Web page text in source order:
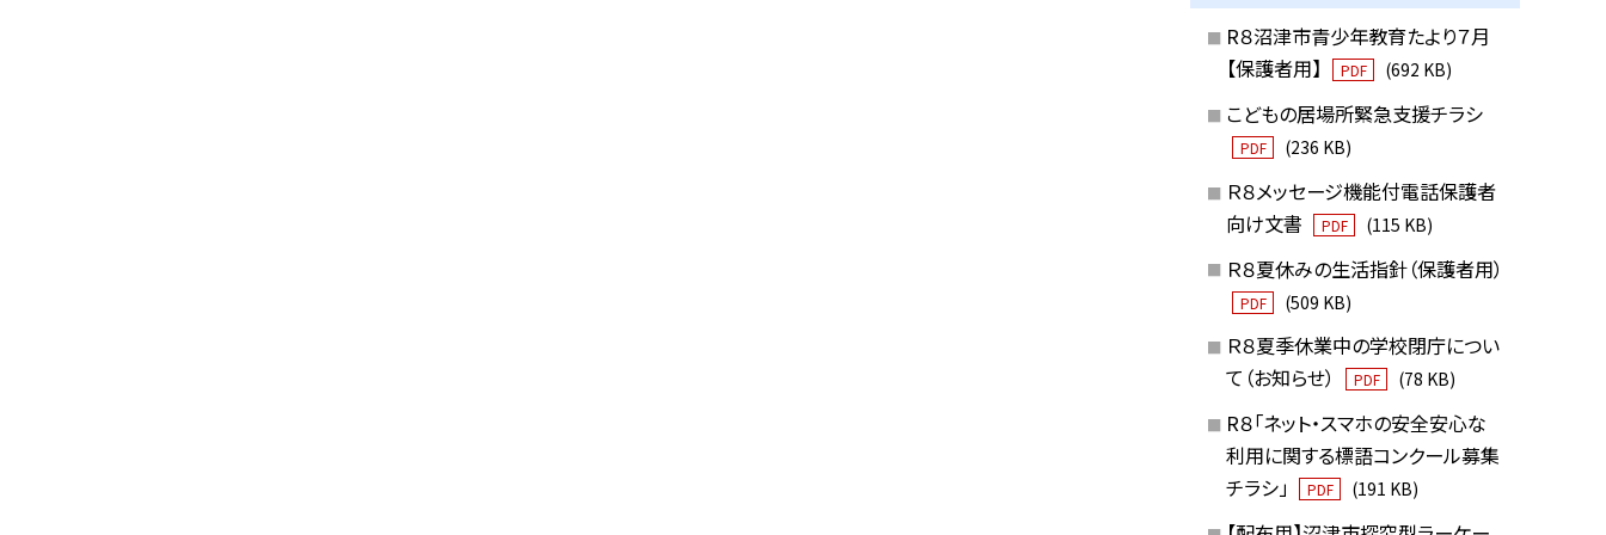
R８沼津市青少年教育たより７月
【保護者用】
PDF (692 KB)
こどもの居場所緊急支援チラシ
PDF (236 KB)
Ｒ８メッセージ機能付電話保護者
向け文書
PDF (115 KB)
Ｒ８夏休みの生活指針（保護者用）
PDF (509 KB)
Ｒ８夏季休業中の学校閉庁につい
て（お知らせ）
PDF (78 KB)
R８「ネット・スマホの安全安心な
利用に関する標語コンクール募集
チラシ」
PDF (191 KB)